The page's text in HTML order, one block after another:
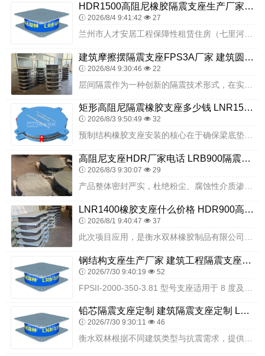
HDR1500高阻尼橡胶隔震支座生产厂家 橡胶隔震减震支座源头工厂 建筑橡胶隔震支座减震生产厂家
2026/8/4 9:41:42 27
建筑摩擦摆隔震支座FPS3A厂家 建筑圆形高阻尼隔震支座厂家 LNR500天然橡胶隔震支座多少钱
2026/8/4 9:30:46 22
矩形高阻尼隔震橡胶支座多少钱 LNR1500橡胶隔震支座生产厂家 隔震支座(LRB型)
2026/8/3 9:50:49 32
预制结构橡胶支座安装的核心在于确保梁底垫石顶面平整度、支座下承面的完全密贴。必须杜绝局部悬空、偏压及受力不均等现象，保证荷载有效传递。幼儿园建筑作为学前教育核心...
高阻尼支座HDR厂家电话 LRB900隔震支座 建筑隔震摩擦摆支座厂家
2026/8/3 9:30:07 29
LNR1400橡胶支座什么价格 HDR900高阻尼橡胶隔震支座多少钱 建筑天然胶橡胶隔震支座
2026/8/1 9:40:47 37
钢结构支座生产厂家 建筑工程隔震支座多少钱 LRB400铅芯橡胶隔震支座多少钱
2026/7/30 9:40:19 52
铅芯隔震支座定制 建筑隔震支座定制 LNR800隔震支座多少钱
2026/7/30 9:30:11 46
衡水双林根据不同建筑类型与抗震需求，提供专业的建筑减震解决方案，包括产品选型、技术咨询、安装指导等服务。该型号支座具备 6000kN 的基准竖向承载力，能够满足...